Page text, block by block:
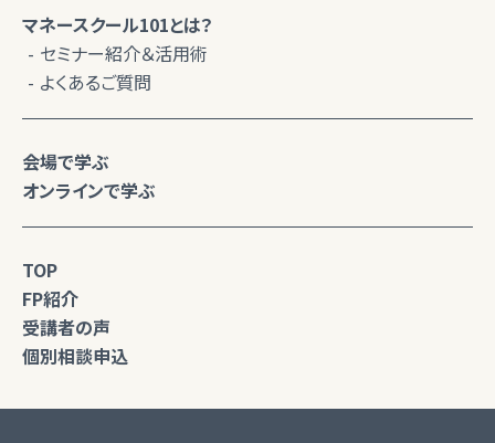
マネースクール101とは？
セミナー紹介＆活用術
よくあるご質問
会場で学ぶ
オンラインで学ぶ
TOP
FP紹介
受講者の声
個別相談申込